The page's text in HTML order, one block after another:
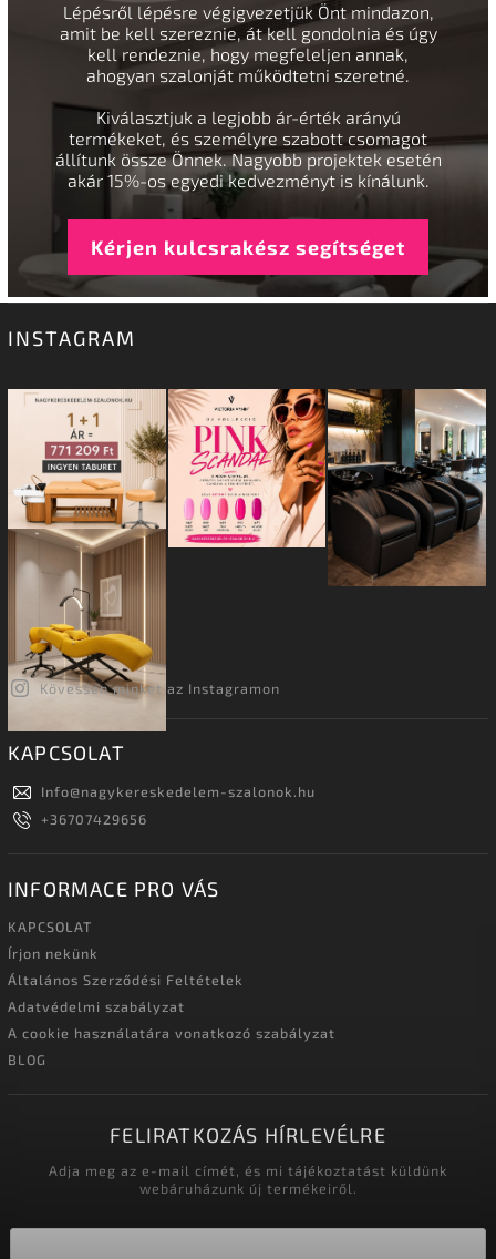
Lépésről lépésre végigvezetjük Önt mindazon,
amit be kell szereznie, át kell gondolnia és úgy
kell rendeznie, hogy megfeleljen annak,
ahogyan szalonját működtetni szeretné.
Kiválasztjuk a legjobb ár-érték arányú
termékeket, és személyre szabott csomagot
állítunk össze Önnek. Nagyobb projektek esetén
akár 15%-os egyedi kedvezményt is kínálunk.
Kérjen kulcsrakész segítséget
INSTAGRAM
Kövessen minket az Instagramon
KAPCSOLAT
Info@nagykereskedelem-szalonok.hu
+36707429656
INFORMACE PRO VÁS
KAPCSOLAT
Írjon nekünk
Általános Szerződési Feltételek
Adatvédelmi szabályzat
A cookie használatára vonatkozó szabályzat
BLOG
FELIRATKOZÁS HÍRLEVÉLRE
Adja meg az e-mail címét, és mi tájékoztatást küldünk
webáruházunk új termékeiről.